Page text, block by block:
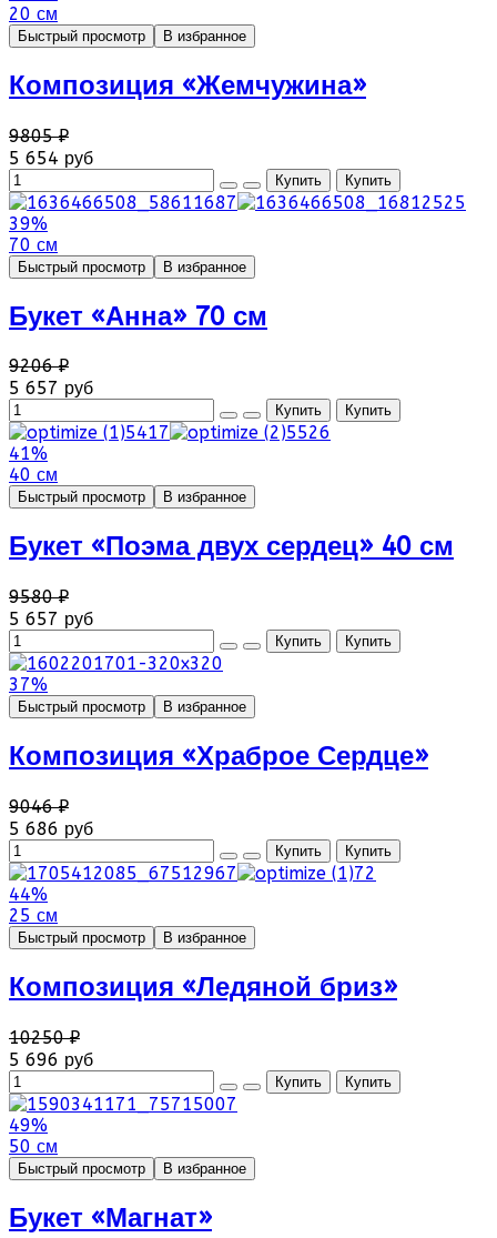
20 см
Быстрый просмотр В избранное
Композиция «Жемчужина»
9805 ₽
5 654 руб
39%
70 см
Быстрый просмотр В избранное
Букет «Анна» 70 см
9206 ₽
5 657 руб
41%
40 см
Быстрый просмотр В избранное
Букет «Поэма двух сердец» 40 см
9580 ₽
5 657 руб
37%
Быстрый просмотр В избранное
Композиция «Храброе Сердце»
9046 ₽
5 686 руб
44%
25 см
Быстрый просмотр В избранное
Композиция «Ледяной бриз»
10250 ₽
5 696 руб
49%
50 см
Быстрый просмотр В избранное
Букет «Магнат»